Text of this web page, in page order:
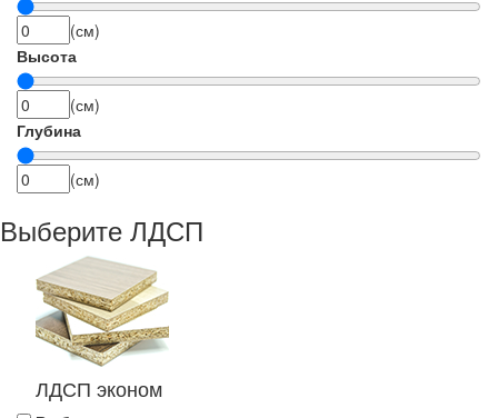
(см)
Высота
(см)
Глубина
(см)
Выберите ЛДСП
ЛДСП эконом